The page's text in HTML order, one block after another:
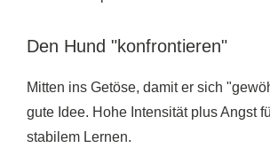
Den Hund "konfrontieren"
Mitten ins Getöse, damit er sich
gute Idee. Hohe Intensität plus Angst
stabilem Lernen.